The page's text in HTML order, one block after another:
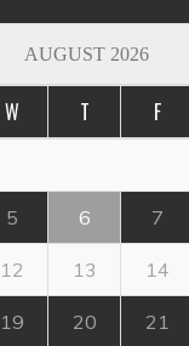
AUGUST 2026
W T F
5 6 7
12 13 14
19 20 21